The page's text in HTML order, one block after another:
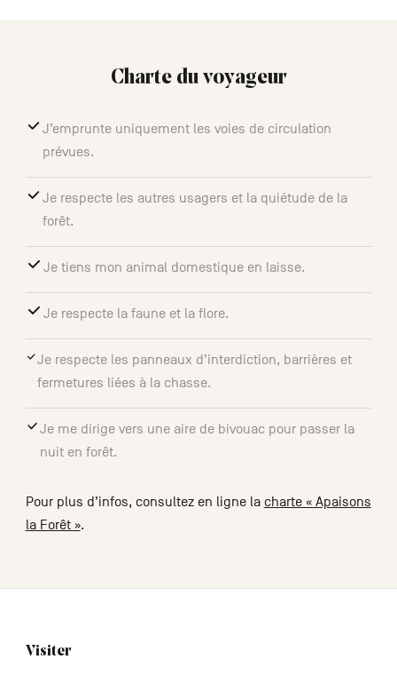
Charte du voyageur
J’emprunte uniquement les voies de circulation
prévues.
Je respecte les autres usagers et la quiétude de la
forêt.
Je tiens mon animal domestique en laisse.
Je respecte la faune et la flore.
Je respecte les panneaux d’interdiction, barrières et
fermetures liées à la chasse.
Je me dirige vers une aire de bivouac pour passer la
nuit en forêt.
Pour plus d’infos, consultez en ligne la charte « Apaisons
la Forêt ».
Navigation
Visiter